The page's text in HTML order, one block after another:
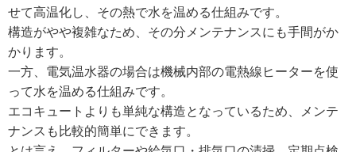
せて高温化し、その熱で水を温める仕組みです。
構造がやや複雑なため、その分メンテナンスにも手間がか
かります。
一方、電気温水器の場合は機械内部の電熱線ヒーターを使
って水を温める仕組みです。
エコキュートよりも単純な構造となっているため、メンテ
ナンスも比較的簡単にできます。